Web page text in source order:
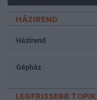
HÁZIREND
Házirend
Gépház
LEGFRISSEBB